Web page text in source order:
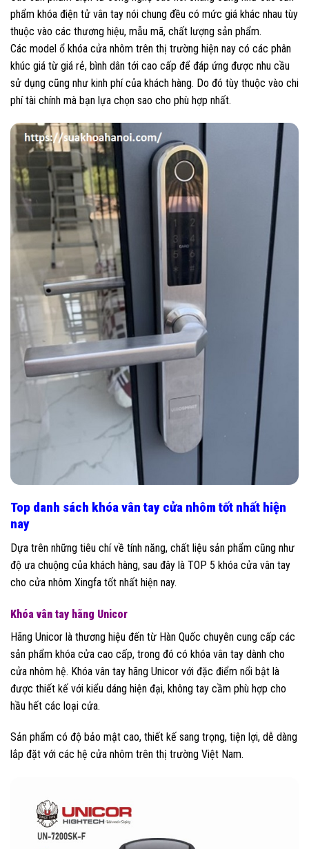
phẩm khóa điện tử vân tay nói chung đều có mức giá khác nhau tùy
thuộc vào các thương hiệu, mẫu mã, chất lượng sản phẩm.
Các model ổ khóa cửa nhôm trên thị trường hiện nay có các phân
khúc giá từ giá rẻ, bình dân tới cao cấp để đáp ứng được nhu cầu
sử dụng cũng như kinh phí của khách hàng. Do đó tùy thuộc vào chi
phí tài chính mà bạn lựa chọn sao cho phù hợp nhất.
Top danh sách khóa vân tay cửa nhôm tốt nhất hiện
nay
Dựa trên những tiêu chí về tính năng, chất liệu sản phẩm cũng như
độ ưa chuộng của khách hàng, sau đây là TOP 5 khóa cửa vân tay
cho cửa nhôm Xingfa tốt nhất hiện nay.
Khóa vân tay hãng Unicor
Hãng Unicor là thương hiệu đến từ Hàn Quốc chuyên cung cấp các
sản phẩm khóa cửa cao cấp, trong đó có khóa vân tay dành cho
cửa nhôm hệ. Khóa vân tay hãng Unicor với đặc điểm nổi bật là
được thiết kế với kiểu dáng hiện đại, không tay cầm phù hợp cho
hầu hết các loại cửa.
Sản phẩm có độ bảo mật cao, thiết kế sang trọng, tiện lợi, dễ dàng
lắp đặt với các hệ cửa nhôm trên thị trường Việt Nam.